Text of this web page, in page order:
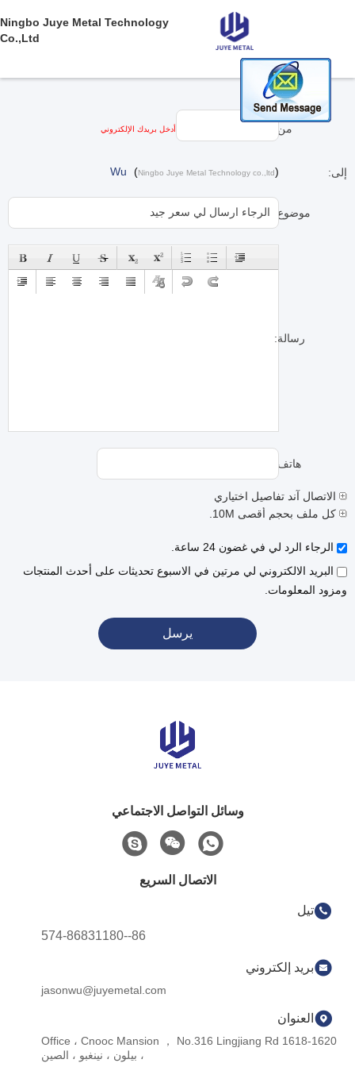
Ningbo Juye Metal Technology
Co.,ltd
من: أدخل بريدك الإلكتروني
إلى: Wu (Ningbo Juye Metal Technology co.,ltd)
موضوع:
رسالة:
هاتف:
الاتصال آند تفاصيل اختياري
كل ملف بحجم أقصى 10M.
الرجاء الرد لي في غضون 24 ساعة.
البريد الالكتروني لي مرتين في الاسبوع تحديثات على أحدث المنتجات
ومزود المعلومات.
وسائل التواصل الاجتماعي
الاتصال السريع
تيل
86--574-86831180
بريد إلكتروني
jasonwu@juyemetal.com
العنوان
1618-1620 Office ، Cnooc Mansion ， No.316 Lingjiang Rd
، بيلون ، نينغبو ، الصين